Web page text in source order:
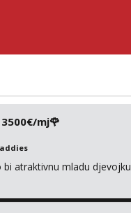
mj🌹
atraktivnu mladu